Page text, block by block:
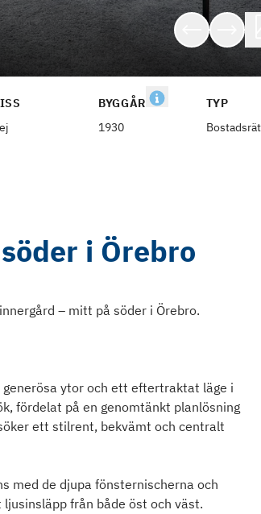
BYGGÅR
1930
TYP
i Örebro
– mitt på söder i Örebro.
ytor och ett eftertraktat läge i
fördelat på en genomtänkt planlösning
ett stilrent, bekvämt och centralt
med de djupa fönsternischerna och
från både öst och väst.